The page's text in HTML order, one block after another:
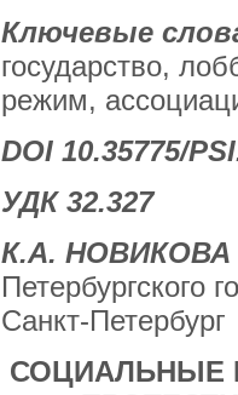
Ключевые
государство,
режим,
DOI 10.35775/
УДК 32.327
К.А. НОВИКОВА
Петербургского
Санкт-Петербург
СОЦИАЛЬНЫЕ